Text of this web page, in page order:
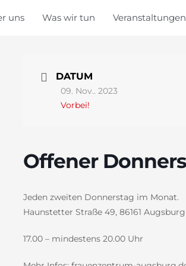
uns Was wir tun Veranstaltungen
DATUM
09. Nov.. 2023
Vorbei!
Offener
Jeden zweiten Donnerstag im Monat.
Haunstetter Straße 49, 86161 Augsburg
17.00 – mindestens 20.00 Uhr